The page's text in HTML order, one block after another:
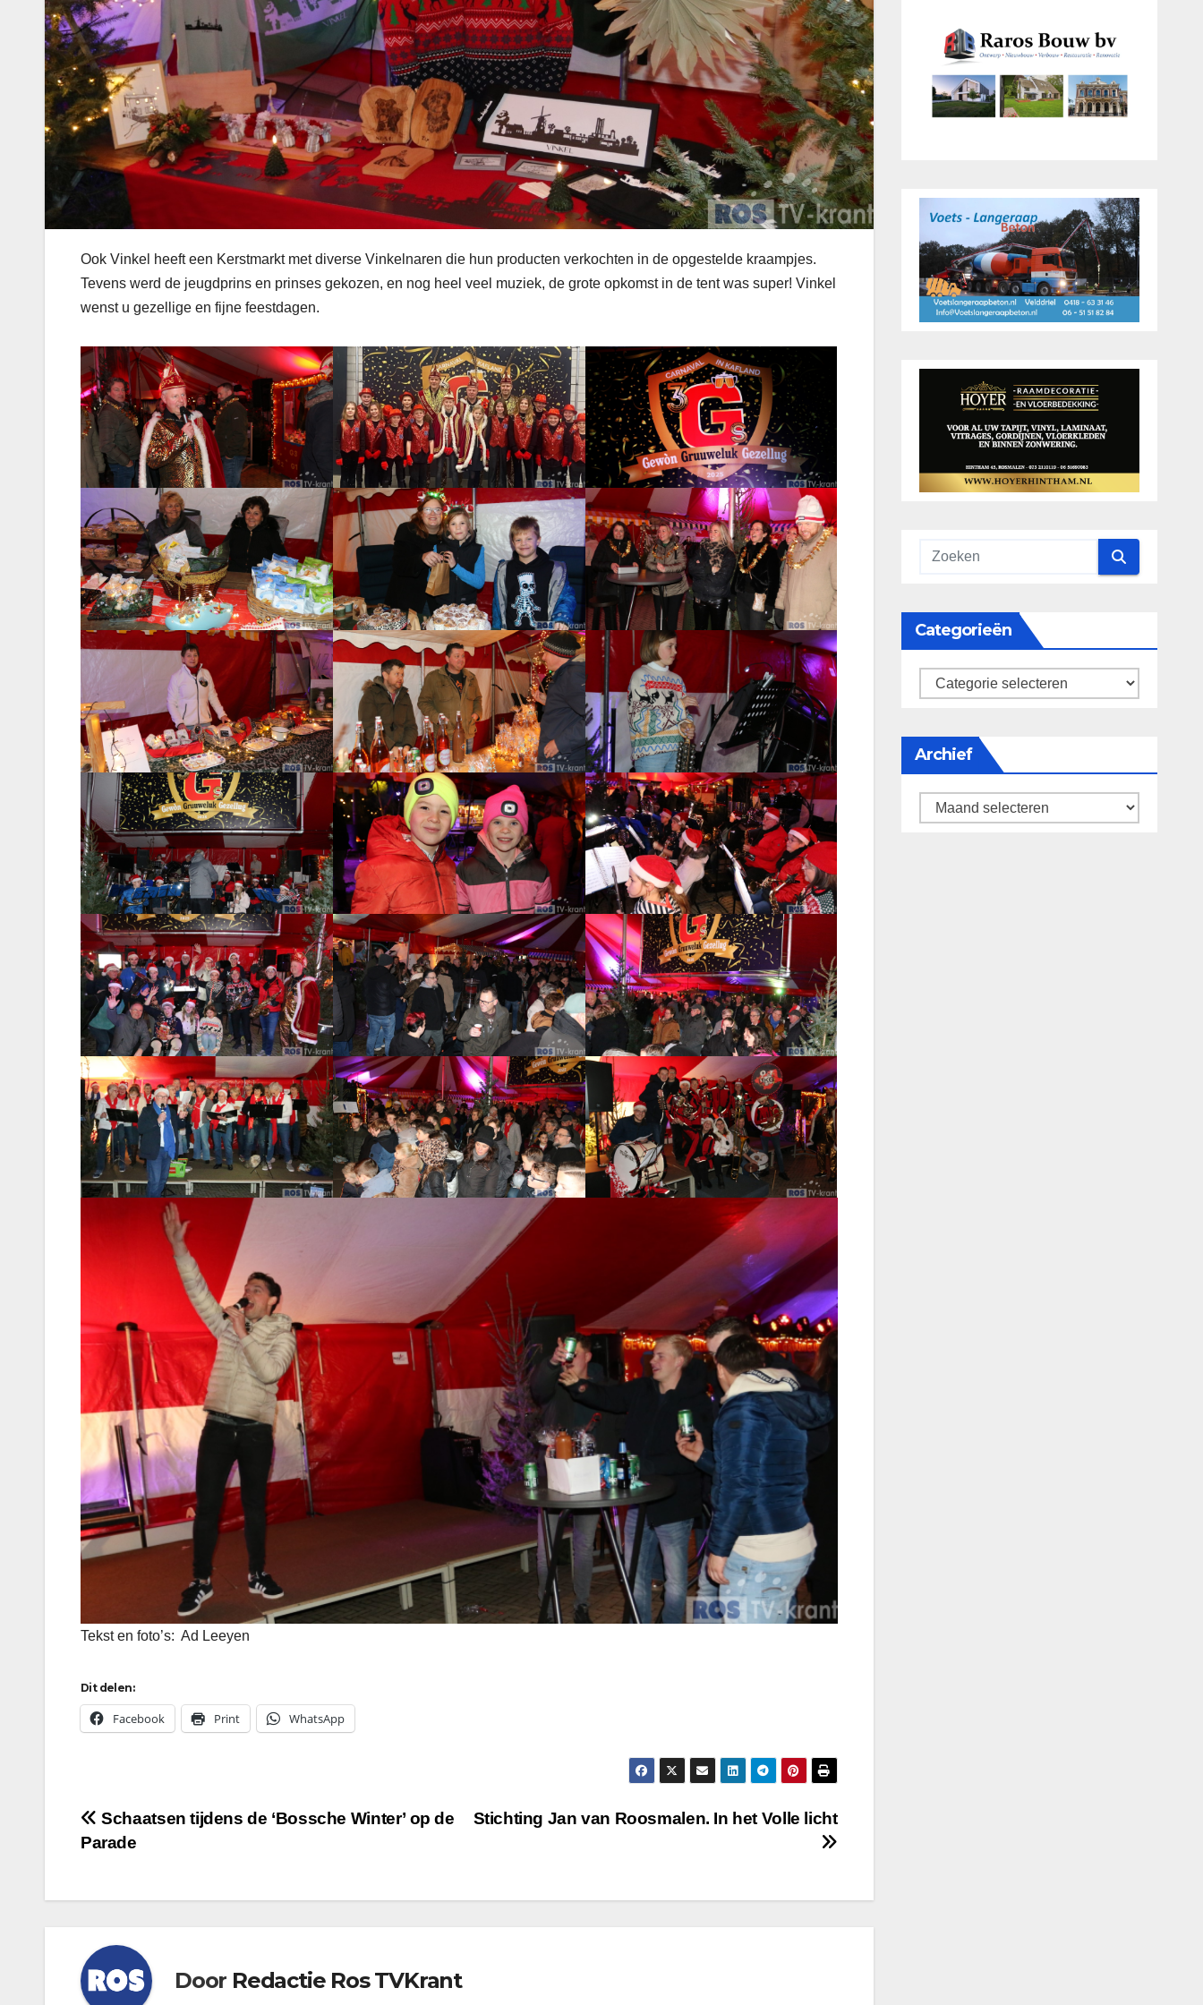
Ook Vinkel heeft een Kerstmarkt met diverse Vinkelnaren die hun producten verkochten in de opgestelde kraampjes.
Tevens werd de jeugdprins en prinses gekozen, en nog heel veel muziek, de grote opkomst in de tent was super! Vinkel
wenst u gezellige en fijne feestdagen.
Tekst en foto’s: Ad Leeyen
Dit delen:
Facebook Print WhatsApp
Bericht
Stichting Jan van Roosmalen. In het Volle licht
Schaatsen tijdens de ‘Bossche Winter’ op de
Parade
Door Redactie Ros TVKrant
Categorieën
categorieën
Archief
Archief